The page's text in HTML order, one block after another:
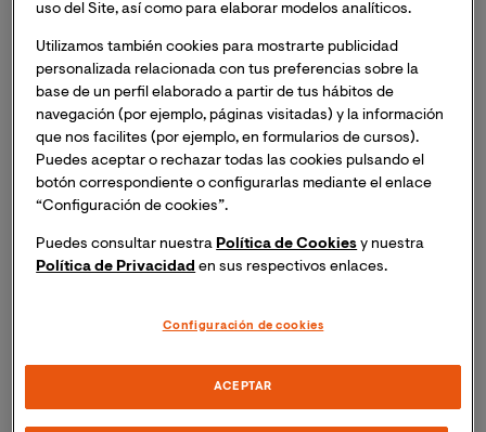
Investigadoras de la Universidad Internacional de
Valencia (VIU) analizan la presencia de
competencias humanistas en los planes de
estudio del Grado en Enfermería en España.
El trabajo cuenta con el respaldo de la Cátedra de
Fundación ASISA y Proyecto HUCI.
uso del Site, así como para elaborar modelos analíticos.
Utilizamos también cookies para mostrarte publicidad
personalizada relacionada con tus preferencias sobre la
base de un perfil elaborado a partir de tus hábitos de
navegación (por ejemplo, páginas visitadas) y la información
que nos facilites (por ejemplo, en formularios de cursos).
Puedes aceptar o rechazar todas las cookies pulsando el
botón correspondiente o configurarlas mediante el enlace
“Configuración de cookies”.
Puedes consultar nuestra Política de Cookies y nuestra
Política de Privacidad en sus respectivos enlaces.
Configuración de cookies
ACEPTAR